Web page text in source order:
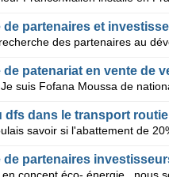
dfs dans le transport
de partenaires